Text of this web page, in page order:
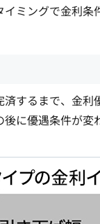
ミングで金利
するまで、金
に優遇条件が